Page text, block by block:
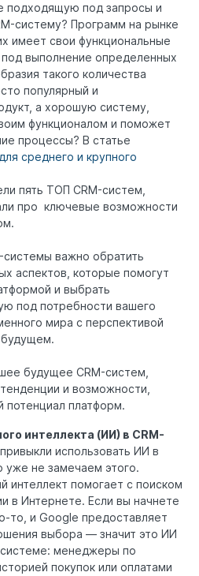
подходящую под запросы и
систему? Программ на рынке
имеет свои функциональные
выполнение определенных
такого количества
популярный и
а хорошую систему,
функционалом и поможет
процессы? В статье
среднего и крупного
пять ТОП CRM-систем,
про ключевые возможности
важно обратить
аспектов, которые помогут
и выбрать
под потребности вашего
мира с перспективой
будущем.
будущее CRM-систем,
и возможности,
потенциал платформ.
интеллекта (ИИ) в CRM-
использовать ИИ в
уже не замечаем этого.
интеллект помогает с поиском
в Интернете. Если вы начнете
то, и Google предоставляет
выбора — значит это ИИ
системе: менеджеры по
покупок или оплатами